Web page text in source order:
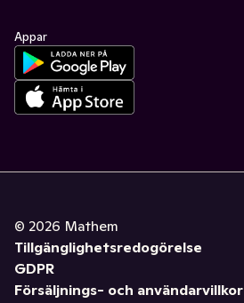
Appar
© 2026 Mathem
Tillgänglighetsredogörelse
GDPR
Försäljnings- och användarvillkor